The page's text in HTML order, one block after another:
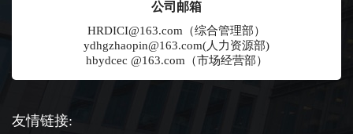
公司邮箱
HRDICI@163.com（综合管理部）
ydhgzhaopin@163.com(人力资源部)
hbydcec @163.com（市场经营部）
友情链接: